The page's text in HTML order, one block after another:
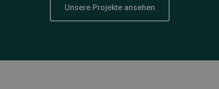
Unsere Projekte ansehen